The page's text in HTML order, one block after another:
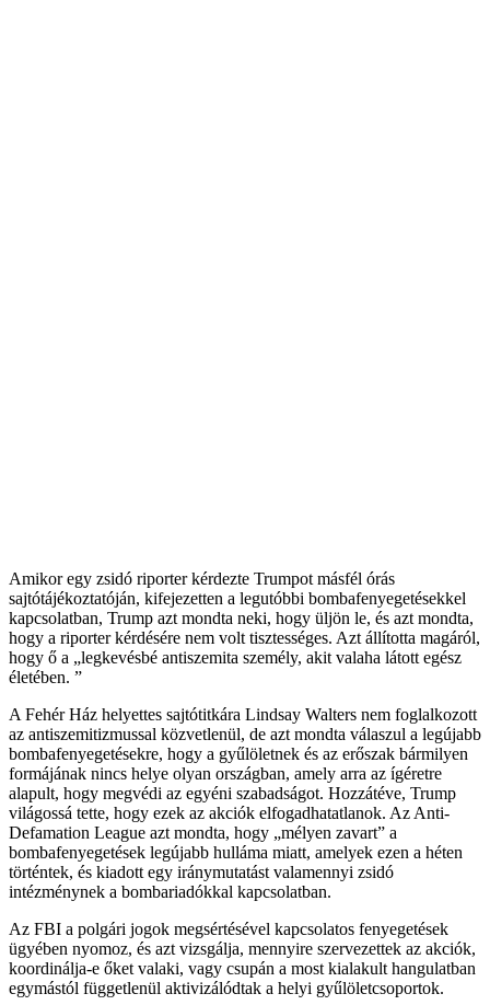
Amikor egy zsidó riporter kérdezte Trumpot másfél órás
sajtótájékoztatóján, kifejezetten a legutóbbi bombafenyegetésekkel
kapcsolatban, Trump azt mondta neki, hogy üljön le, és azt mondta,
hogy a riporter kérdésére nem volt tisztességes. Azt állította magáról,
hogy ő a „legkevésbé antiszemita személy, akit valaha látott egész
életében. ”
A Fehér Ház helyettes sajtótitkára Lindsay Walters nem foglalkozott
az antiszemitizmussal közvetlenül, de azt mondta válaszul a legújabb
bombafenyegetésekre, hogy a gyűlöletnek és az erőszak bármilyen
formájának nincs helye olyan országban, amely arra az ígéretre
alapult, hogy megvédi az egyéni szabadságot. Hozzátéve, Trump
világossá tette, hogy ezek az akciók elfogadhatatlanok. Az Anti-
Defamation League azt mondta, hogy „mélyen zavart” a
bombafenyegetések legújabb hulláma miatt, amelyek ezen a héten
történtek, és kiadott egy iránymutatást valamennyi zsidó
intézménynek a bombariadókkal kapcsolatban.
Az FBI a polgári jogok megsértésével kapcsolatos fenyegetések
ügyében nyomoz, és azt vizsgálja, mennyire szervezettek az akciók,
koordinálja-e őket valaki, vagy csupán a most kialakult hangulatban
egymástól függetlenül aktivizálódtak a helyi gyűlöletcsoportok.